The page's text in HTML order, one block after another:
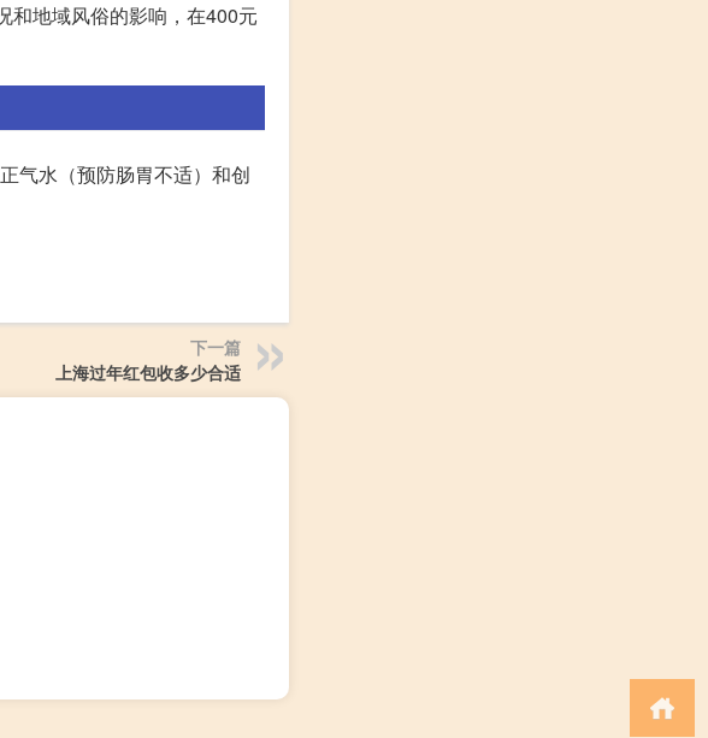
和地域风俗的影响，在400元
气水（预防肠胃不适）和创
下一篇
上海过年红包收多少合适